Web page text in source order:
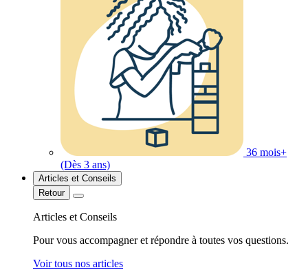
36 mois+
(Dès 3 ans)
Articles et Conseils
Retour
Articles et Conseils
Pour vous accompagner et répondre à toutes vos questions.
Voir tous nos articles